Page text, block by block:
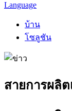
Language
บ้าน
โซลูชัน
สายการผลิ